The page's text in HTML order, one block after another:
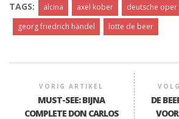
TAGS: alcina axel kober
deutsche oper
georg friedrich händel
lotte de beer
VORIG ARTIKEL
MUST-SEE: BIJNA
COMPLETE DON CARLOS
DE